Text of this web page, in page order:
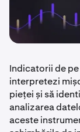
Indicatorii de
interpretezi
pieței și să
analizarea
aceste